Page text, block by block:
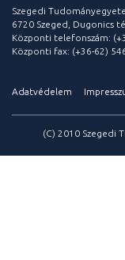
Szegedi
6720 Szeged, Dugonics
Központi telefonszám:
Központi fax: (+36-62)
Adatvédelem
(C) 2010 Szegedi